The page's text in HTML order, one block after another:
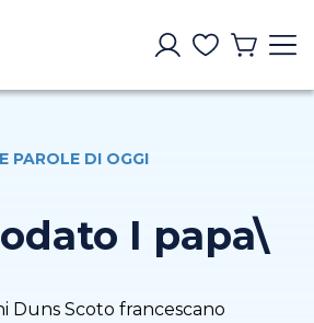
PAROLE DI OGGI
I papa\
Duns Scoto francescano